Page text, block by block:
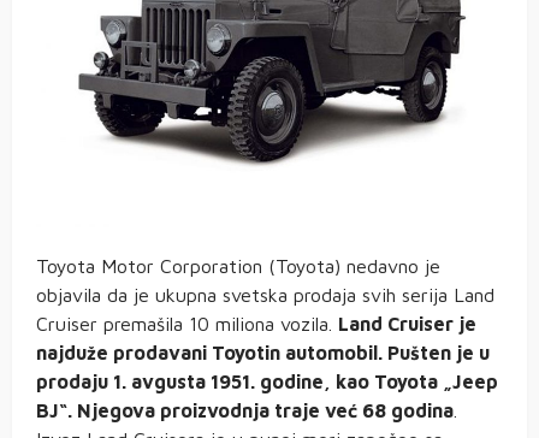
Toyota Motor Corporation (Toyota) nedavno je
objavila da je ukupna svetska prodaja svih serija Land
Cruiser premašila 10 miliona vozila. Land Cruiser je
najduže prodavani Toyotin automobil. Pušten je u
prodaju 1. avgusta 1951. godine, kao Toyota „Jeep
BJ“. Njegova proizvodnja traje već 68 godina